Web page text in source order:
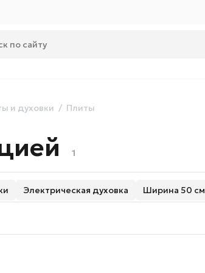
и духовки Плиты
1
Электрическая духовка Ширина 50 см